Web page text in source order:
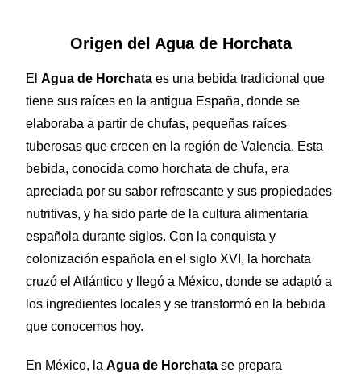
Origen del Agua de Horchata
ElAgua de Horchata es una bebida tradicional que
tiene sus raíces en la antigua España, donde se
elaboraba a partir de chufas, pequeñas raíces
tuberosas que crecen en la región de Valencia. Esta
bebida, conocida como horchata de chufa, era
apreciada por su sabor refrescante y sus propiedades
nutritivas, y ha sido parte de la cultura alimentaria
española durante siglos. Con la conquista y
colonización española en el siglo XVI, la horchata
cruzó el Atlántico y llegó a México, donde se adaptó a
los ingredientes locales y se transformó en la bebida
que conocemos hoy.
En México, laAgua de Horchata se prepara